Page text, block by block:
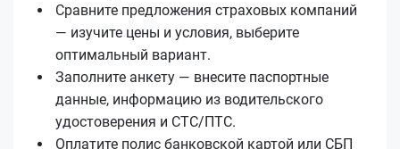
Сравните предложения страховых компаний
— изучите цены и условия, выберите
оптимальный вариант.
Заполните анкету — внесите паспортные
данные, информацию из водительского
удостоверения и СТС/ПТС.
Оплатите полис банковской картой или СБП